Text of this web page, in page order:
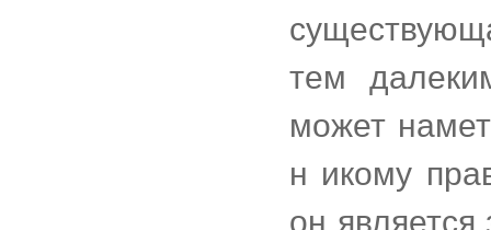
тем
может
н икому
он